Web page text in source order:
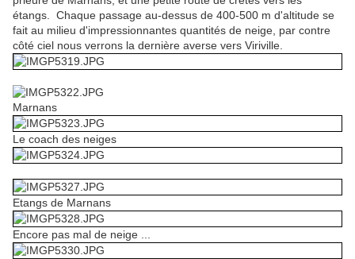
étangs. Chaque passage au-dessus de 400-500 m d'altitude se
fait au milieu d'impressionnantes quantités de neige, par contre
côté ciel nous verrons la dernière averse vers Viriville.
Marnans
Le coach des neiges
Etangs de Marnans
Encore pas mal de neige ...